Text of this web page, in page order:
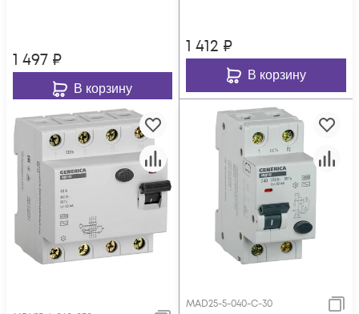
1 497 ₽
В корзину
1 412 ₽
В корзину
MAD25-5-040-C-30